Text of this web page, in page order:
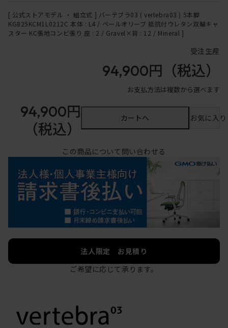
[ 公式ストアモデル ・ 組立式 ] バーテブラ03 ( vertebra03 ) 5本脚
KG825KCM1L0212C 本体 : L4 / ペールオリーブ 抵抗付ウレタン双輪キャ
スター KC張地コンビ張り 座 : 2 / Gravel×背 : 12 / Mineral ]
受注生産
94,900円 （税込）
お支払方法は複数から選べます
94,900円
（税込）
カートへ お気に入
この商品について問い合わせる
法人限定 お見積り
ご希望に応じて承ります。